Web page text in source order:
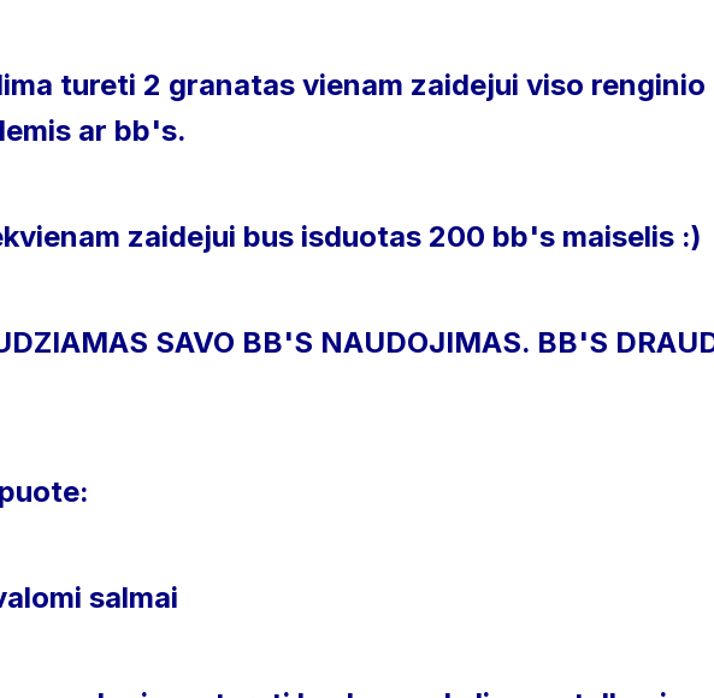
tureti 2 granatas vienam zaidejui viso
ar bb's.
zaidejui bus isduotas 200 bb's maiselis :)
SAVO BB'S NAUDOJIMAS. BB'S
salmai